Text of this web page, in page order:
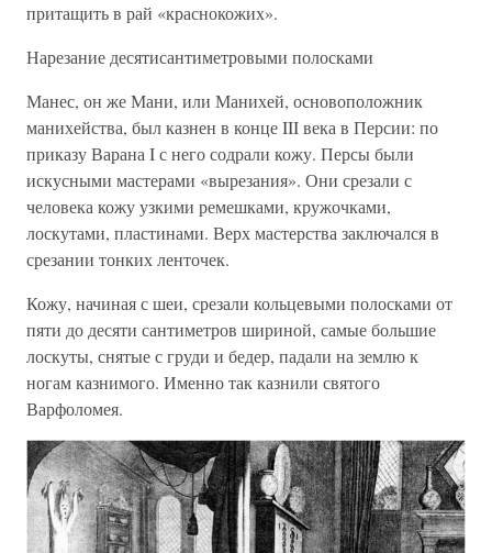
притащить в рай «краснокожих».
Нарезание десятисантиметровыми полосками
Манес, он же Мани, или Манихей, основоположник
манихейства, был казнен в конце III века в Персии: по
приказу Варана I с него содрали кожу. Персы были
искусными мастерами «вырезания». Они срезали с
человека кожу узкими ремешками, кружочками,
лоскутами, пластинами. Верх мастерства заключался в
срезании тонких ленточек.
Кожу, начиная с шеи, срезали кольцевыми полосками от
пяти до десяти сантиметров шириной, самые большие
лоскуты, снятые с груди и бедер, падали на землю к
ногам казнимого. Именно так казнили святого
Варфоломея.